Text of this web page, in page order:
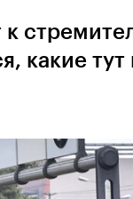
к
какие тут